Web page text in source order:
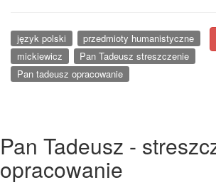
język polski
przedmioty humanistyczne
mickiewicz
Pan Tadeusz streszczenie
Pan tadeusz opracowanie
Pan Tadeusz -
opracowanie